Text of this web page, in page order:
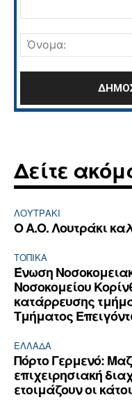
Δείτε
ΛΟΥΤΡΆΚΙ
Ο Α.Ο. Λουτράκι
ΤΟΠΙΚΑ
Ένωση
Νοσοκομείου
κατάρρευσης
Τμήματος
ΕΛΛΆΔΑ
Πόρτο Γερμενό:
επιχειρησιακή
ετοιμάζουν οι